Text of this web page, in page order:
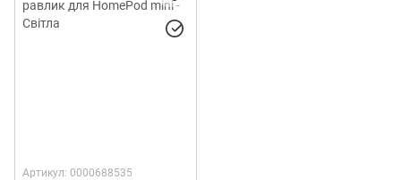
Артикул: 0000688535